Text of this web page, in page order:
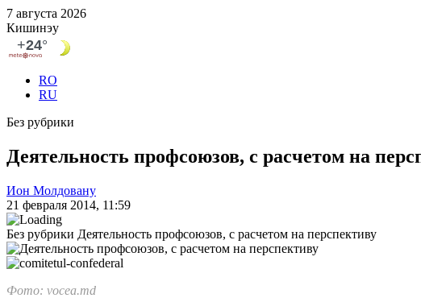
7 августа 2026
Кишинэу
RO
RU
Без рубрики
Деятельность профсоюзов, с расчетом на
Ион Молдовану
21 февраля 2014, 11:59
Без рубрики Деятельность профсоюзов, с расчетом на перспективу
Фото: vocea.md